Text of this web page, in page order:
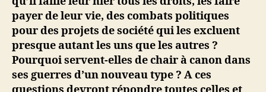
payer de leur vie, des combats politiques
pour des projets de société qui les excluent
presque autant les uns que les autres ?
Pourquoi servent-elles de chair à canon dans
ses guerres d’un nouveau type ? A ces